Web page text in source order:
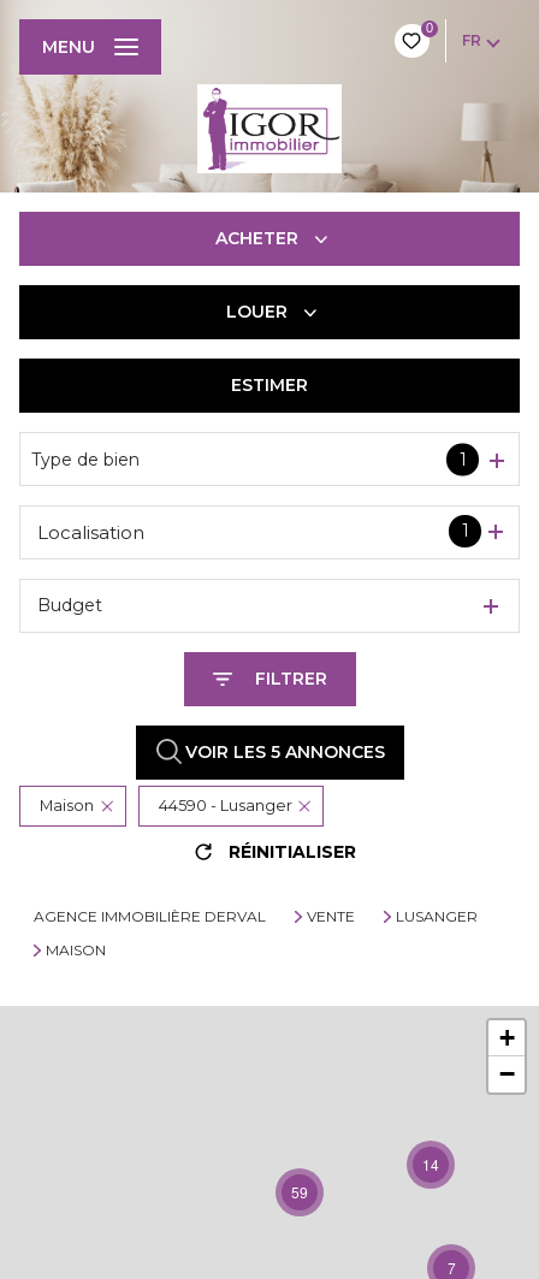
0
FR
MENU
ACHETER
De l'immo pro
LOUER
De l'immo pro
ESTIMER
Type de bien 1
1
Localisation
Budget
FILTRER
VOIR LES 5ANNONCES
Maison 44590 - Lusanger
RÉINITIALISER
AGENCE IMMOBILIÈRE DERVAL VENTE
LUSANGER
MAISON
7
14
59
+
−